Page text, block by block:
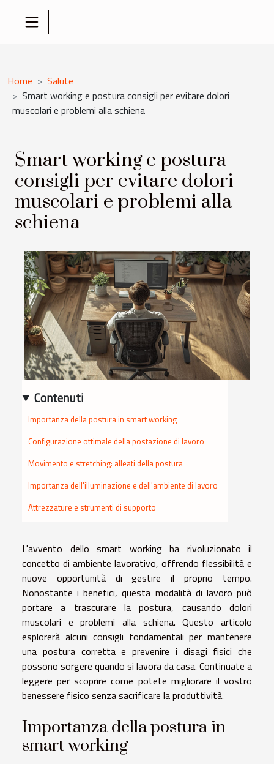
Home
Salute
Smart working e postura consigli per evitare dolori
muscolari e problemi alla schiena
Smart working e postura
consigli per evitare dolori
muscolari e problemi alla
schiena
Contenuti
Importanza della postura in smart working
Configurazione ottimale della postazione di lavoro
Movimento e stretching: alleati della postura
Importanza dell'illuminazione e dell'ambiente di lavoro
Attrezzature e strumenti di supporto
L'avvento dello smart working ha rivoluzionato il
concetto di ambiente lavorativo, offrendo flessibilità e
nuove opportunità di gestire il proprio tempo.
Nonostante i benefici, questa modalità di lavoro può
portare a trascurare la postura, causando dolori
muscolari e problemi alla schiena. Questo articolo
esplorerà alcuni consigli fondamentali per mantenere
una postura corretta e prevenire i disagi fisici che
possono sorgere quando si lavora da casa. Continuate a
leggere per scoprire come potete migliorare il vostro
benessere fisico senza sacrificare la produttività.
Importanza della postura in
smart working